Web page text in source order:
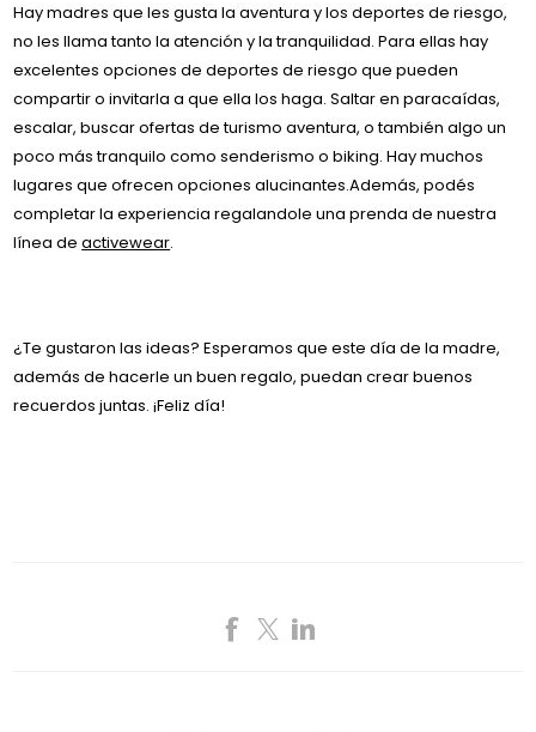
Hay madres que les gusta la aventura y los deportes de riesgo,
no les llama tanto la atención y la tranquilidad. Para ellas hay
excelentes opciones de deportes de riesgo que pueden
compartir o invitarla a que ella los haga. Saltar en paracaídas,
escalar, buscar ofertas de turismo aventura, o también algo un
poco más tranquilo como senderismo o biking. Hay muchos
lugares que ofrecen opciones alucinantes.Además, podés
completar la experiencia regalandole una prenda de nuestra
línea deactivewear.
¿Te gustaron las ideas? Esperamos que este día de la madre,
además de hacerle un buen regalo, puedan crear buenos
recuerdos juntas. ¡Feliz día!